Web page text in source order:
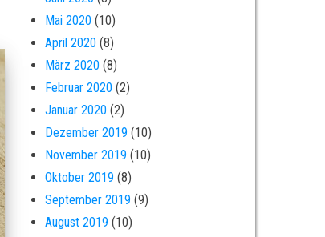
Mai 2020 (10)
April 2020 (8)
März 2020 (8)
Februar 2020 (2)
Januar 2020 (2)
Dezember 2019 (10)
November 2019 (10)
Oktober 2019 (8)
September 2019 (9)
August 2019 (10)